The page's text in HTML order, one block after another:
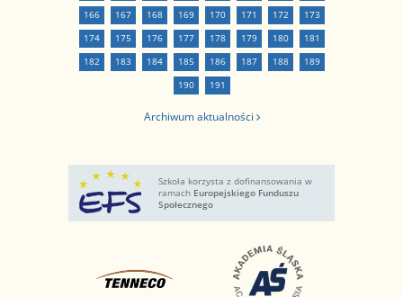
166
167 168 169 170 171 172
173
174
175 176 177 178 179 180
181
182
183 184 185 186 187 188
189
190
191
Archiwum aktualności
Szkoła korzysta z dofinansowania w
ramach Europejskiego Funduszu
Społecznego